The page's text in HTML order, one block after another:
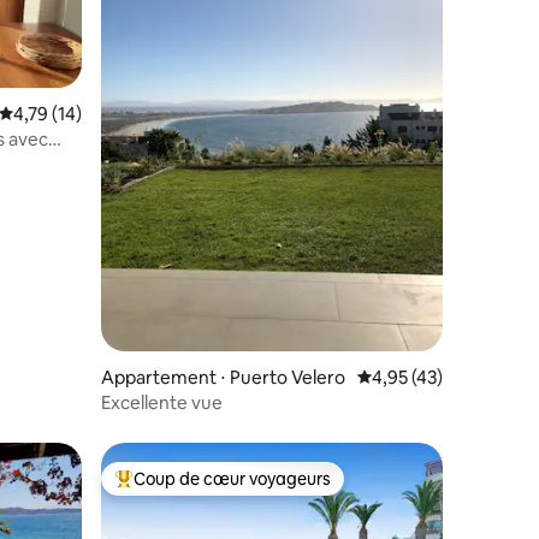
: 5 sur 5
Évaluation moyenne sur la base de 14 commentaires : 4,79 sur 5
4,79 (14)
avec
Appartement ⋅ Puerto Velero Évaluation moyenne
4,95 (43)
Excellente vue
Coups de cœur voyageurs les plus appréciés
Coup de cœur voyageurs